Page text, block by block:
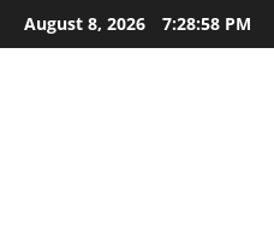
Skip
to
August 8, 2026 7:28:59 PM